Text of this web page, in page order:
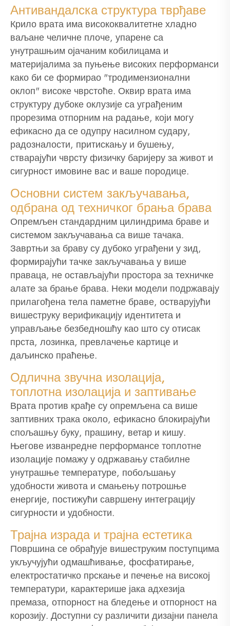
Антивандалска структура тврђаве
Крило врата има висококвалитетне хладно
ваљане челичне плоче, упарене са
унутрашњим ојачаним кобилицама и
материјалима за пуњење високих перформанси
како би се формирао "тродимензионални
оклоп" високе чврстоће. Оквир врата има
структуру дубоке оклузије са уграђеним
прорезима отпорним на радање, који могу
ефикасно да се одупру насилном судару,
радозналости, притискању и бушењу,
стварајући чврсту физичку баријеру за живот и
сигурност имовине вас и ваше породице.
Основни систем закључавања,
одбрана од техничког брања брава
Опремљен стандардним цилиндрима браве и
системом закључавања са више тачака.
Завртњи за браву су дубоко уграђени у зид,
формирајући тачке закључавања у више
праваца, не остављајући простора за техничке
алате за брање брава. Неки модели подржавају
прилагођена тела паметне браве, остварујући
вишеструку верификацију идентитета и
управљање безбедношћу као што су отисак
прста, лозинка, превлачење картице и
даљинско праћење.
Одлична звучна изолација,
топлотна изолација и заптивање
Врата против крађе су опремљена са више
заптивних трака около, ефикасно блокирајући
спољашњу буку, прашину, ветар и кишу.
Његове изванредне перформансе топлотне
изолације помажу у одржавању стабилне
унутрашње температуре, побољшању
удобности живота и смањењу потрошње
енергије, постижући савршену интеграцију
сигурности и удобности.
Трајна израда и трајна естетика
Површина се обрађује вишеструким поступцима
укључујући одмашћивање, фосфатирање,
електростатичко прскање и печење на високој
температури, карактерише јака адхезија
премаза, отпорност на бледење и отпорност на
корозију. Доступни су различити дизајни панела